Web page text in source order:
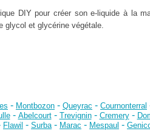
DIY pour créer son e-liquide à la
glycol et glycérine végétale.
- Montbozon - Queyrac - Cournonterral
- Abelcourt- Trevignin- Cremery-
Flawil - Surba - Marac - Mespaul -